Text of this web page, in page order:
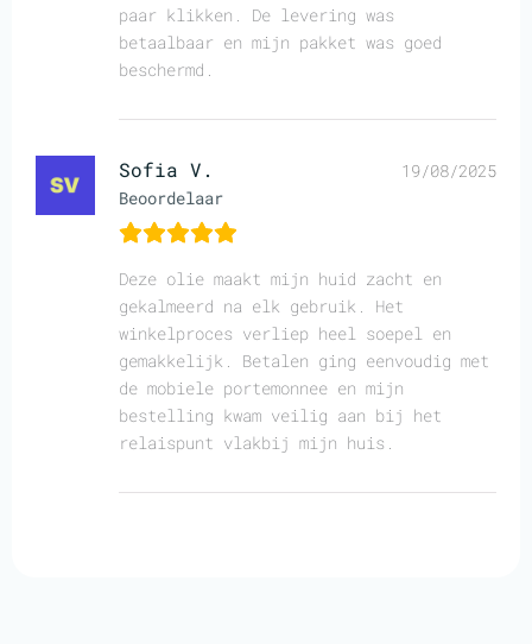
paar klikken. De levering was
betaalbaar en mijn pakket was goed
beschermd.
Sofia V.
Beoordelaar
19/08/2025
Deze olie maakt mijn huid zacht en
gekalmeerd na elk gebruik. Het
winkelproces verliep heel soepel en
gemakkelijk. Betalen ging eenvoudig met
de mobiele portemonnee en mijn
bestelling kwam veilig aan bij het
relaispunt vlakbij mijn huis.